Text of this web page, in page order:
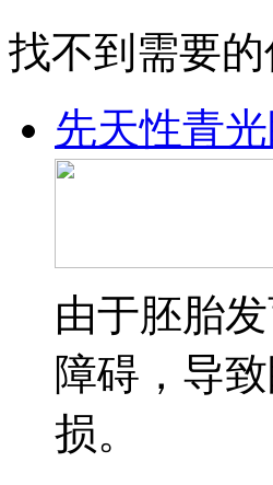
找不到需要
先天性青
由于胚胎
障碍，导
损。